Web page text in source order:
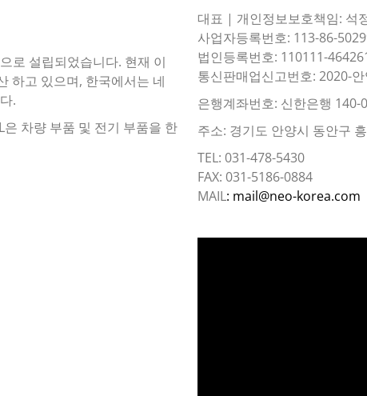
로 설립되었습니다. 현재 이
하고 있으며, 한국에서는 네
.
차량 부품 및 전기 부품을 한
대표 | 개인정보보호책임: 석
사업자등록번호: 113-86-
법인등록번호: 110111-
통신판매업신고번호: 2020-
은행계좌번호: 신한은행
주소: 경기도 안양시 동안구
TEL: 031-478-5430
FAX: 031-5186-0884
MAIL: mail@neo-korea.com